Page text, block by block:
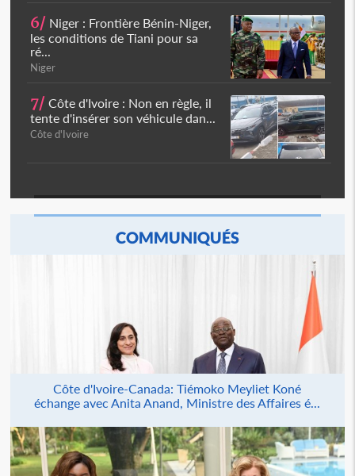
6/ Niger : Frontière Bénin-Niger,
les conditions de Tiani pour sa
ré...
Niger
7/ Côte d'Ivoire : Non en règle, il
tente d'insérer son véhicule dan...
Côte d'Ivoire
COMMUNIQUÉS
Côte d'Ivoire-Canada: Tiémoko Meyliet Koné
échange avec Anita Anand, Ministre des Affaires é...